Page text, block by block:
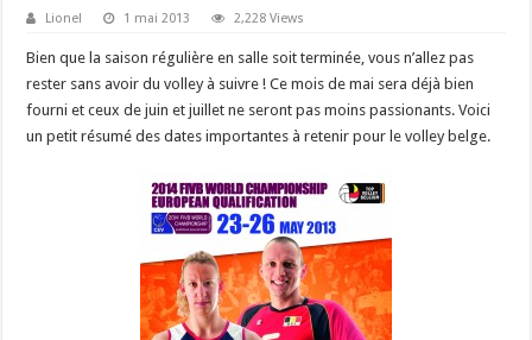
Lionel 1 mai 2013 2,228 Views
Bien que la saison régulière en salle soit terminée, vous n’allez pas
rester sans avoir du volley à suivre ! Ce mois de mai sera déjà bien
fourni et ceux de juin et juillet ne seront pas moins passionants. Voici
un petit résumé des dates importantes à retenir pour le volley belge.